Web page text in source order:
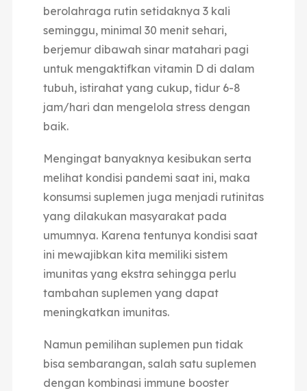
berolahraga rutin setidaknya 3 kali
seminggu, minimal 30 menit sehari,
berjemur dibawah sinar matahari pagi
untuk mengaktifkan vitamin D di dalam
tubuh, istirahat yang cukup, tidur 6-8
jam/hari dan mengelola stress dengan
baik.
Mengingat banyaknya kesibukan serta
melihat kondisi pandemi saat ini, maka
konsumsi suplemen juga menjadi rutinitas
yang dilakukan masyarakat pada
umumnya. Karena tentunya kondisi saat
ini mewajibkan kita memiliki sistem
imunitas yang ekstra sehingga perlu
tambahan suplemen yang dapat
meningkatkan imunitas.
Namun pemilihan suplemen pun tidak
bisa sembarangan, salah satu suplemen
dengan kombinasi immune booster